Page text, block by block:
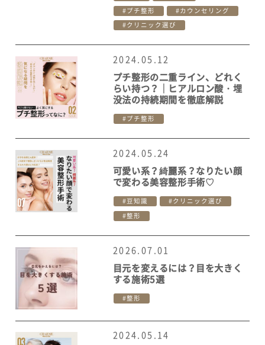
プチ整形 カウンセリング
クリニック選び
2024.05.12
プチ整形の二重ライン、どれく
らい持つ？｜ヒアルロン酸・埋
没法の持続期間を徹底解説
プチ整形
2024.05.24
可愛い系？綺麗系？なりたい顔
で変わる美容整形手術♡
豆知識 クリニック選び
整形
2026.07.01
目元を変えるには？目を大きく
する施術5選
整形
2024.05.14